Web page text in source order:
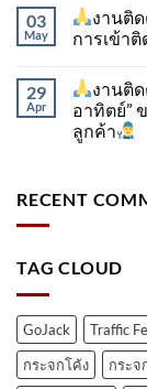
03
May
งานติด
การเข้า
29
Apr
งานติ
อาทิตย์”
ลูกค้า
RECENT
TAG CLOUD
GoJack Traffic
กระจกโค้ง
กระจ